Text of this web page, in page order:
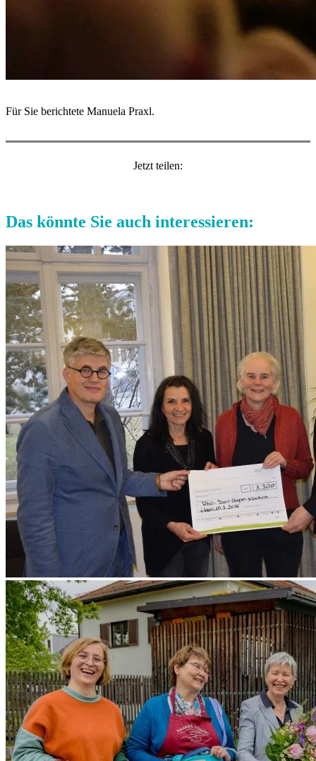
Für Sie berichtete Manuela Praxl.
Jetzt teilen:
Das könnte Sie auch interessieren: